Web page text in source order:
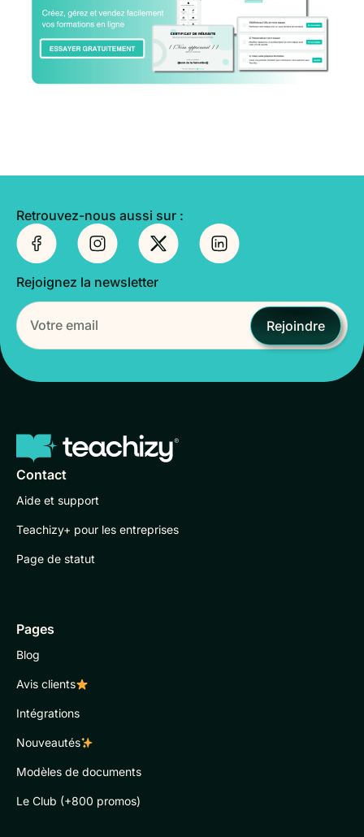
Retrouvez-nous aussi sur :
Rejoignez la newsletter
Rejoindre
Contact
Aide et support
Teachizy+ pour les entreprises
Page de statut
Pages
Blog
Avis clients
Intégrations
Nouveautés
Modèles de documents
Le Club (+800 promos)